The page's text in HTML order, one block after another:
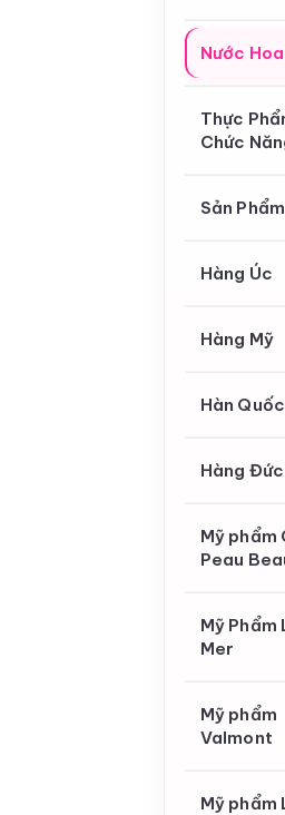
Nước Hoa
Thực
Chức
Sản
Hàng Úc
Hàng Mỹ
Hàn Quốc
Hàng Đức
Mỹ phẩm
Peau
Mỹ Phẩm
Mer
Mỹ phẩm
Valmont
Mỹ phẩm